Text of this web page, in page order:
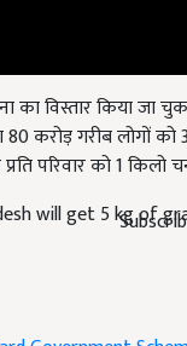
का विस्तार किया जा
करोड़ गरीब लोगों को
परिवार को 1 किलो
will get 5 kg of